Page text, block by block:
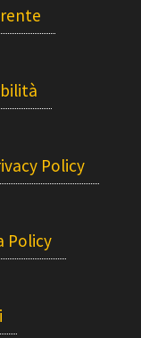
Policy
Policy